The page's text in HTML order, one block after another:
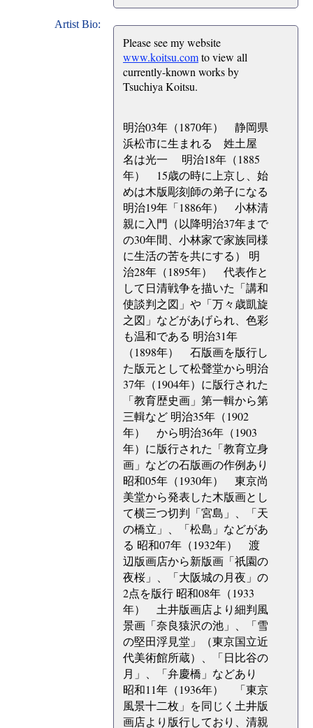
Artist Bio:
Please see my website
www.koitsu.comto view all
currently-known works by
Tsuchiya Koitsu.
明治03年（1870年） 静岡県
浜松市に生まれる 姓土屋
名は光一 明治18年（1885
年） 15歳の時に上京し、始
めは木版彫刻師の弟子になる
明治19年「1886年） 小林清
親に入門（以降明治37年まで
の30年間、小林家で家族同様
に生活の苦を共にする） 明
治28年（1895年） 代表作と
して日清戦争を描いた「講和
使談判之図」や「万々歳凱旋
之図」などがあげられ、色彩
も温和である 明治31年
（1898年） 石版画を版行し
た版元として松聲堂から明治
37年（1904年）に版行された
「教育歴史画」第一輯から第
三輯など 明治35年（1902
年） から明治36年（1903
年）に版行された「教育立身
画」などの石版画の作例あり
昭和05年（1930年） 東京尚
美堂から発表した木版画とし
て横三つ切判「宮島」、「天
の橋立」、「松島」などがあ
る 昭和07年（1932年） 渡
辺版画店から新版画「祇園の
夜桜」、「大阪城の月夜」の
2点を版行 昭和08年（1933
年） 土井版画店より細判風
景画「奈良猿沢の池」、「雪
の堅田浮見堂」（東京国立近
代美術館所蔵）、「日比谷の
月」、「弁慶橋」などあり
昭和11年（1936年） 「東京
風景十二枚」を同じく土井版
画店より版行しており、清親